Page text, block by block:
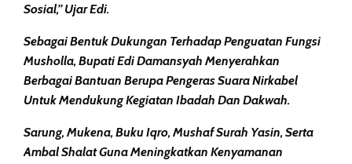
Sosial,” Ujar Edi.
Sebagai Bentuk Dukungan Terhadap Penguatan Fungsi
Musholla, Bupati Edi Damansyah Menyerahkan
Berbagai Bantuan Berupa Pengeras Suara Nirkabel
Untuk Mendukung Kegiatan Ibadah Dan Dakwah.
Sarung, Mukena, Buku Iqro, Mushaf Surah Yasin, Serta
Ambal Shalat Guna Meningkatkan Kenyamanan